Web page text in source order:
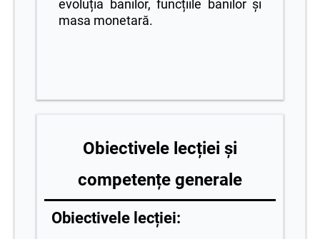
evoluția banilor, funcțiile banilor și
masa monetară.
Obiectivele lecției și
competențe generale
Obiectivele lecției: